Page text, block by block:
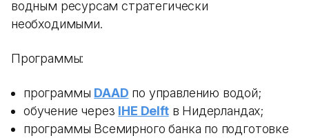
водным ресурсам стратегически
необходимыми.
Программы:
программы DAAD по управлению водой;
обучение через IHE Delftв Нидерландах;
программы Всемирного банка по подготовке